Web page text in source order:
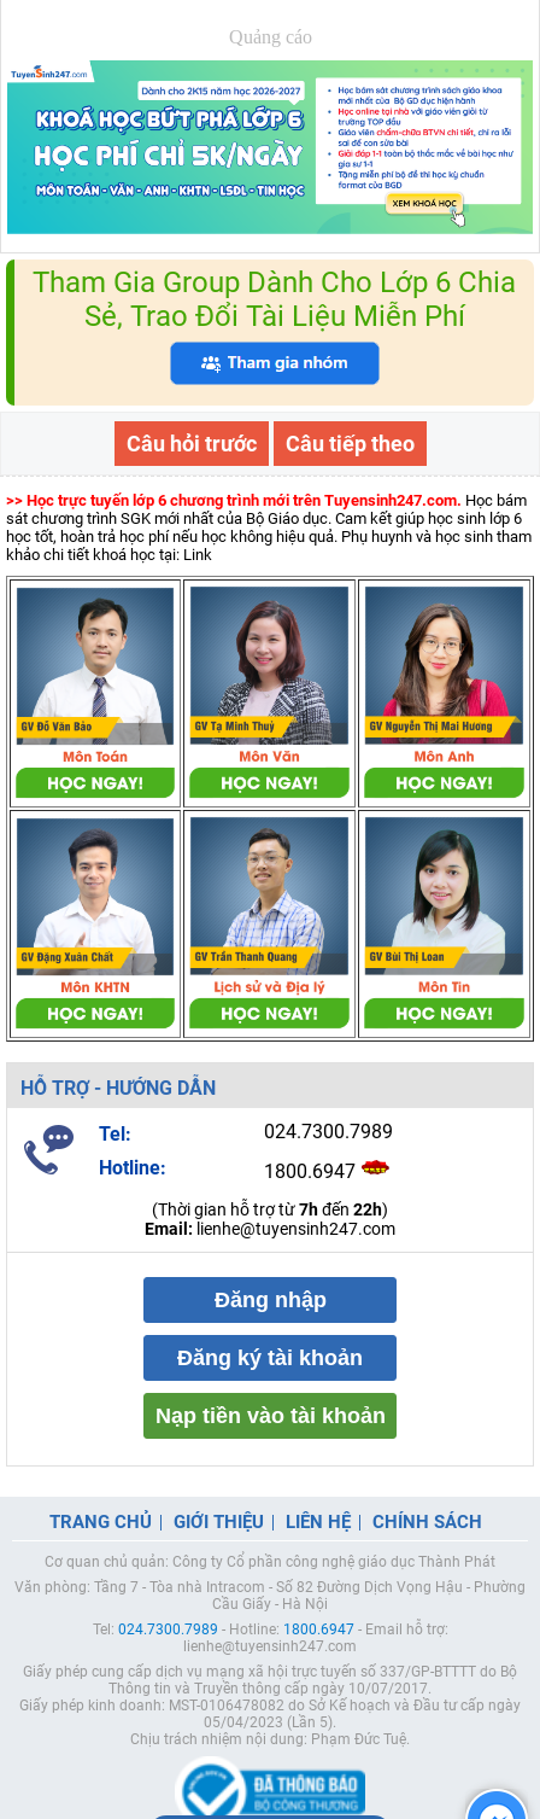
Quảng cáo
Tham Gia Group Dành Cho Lớp 6 Chia
Sẻ, Trao Đổi Tài Liệu Miễn Phí
Câu hỏi trước Câu tiếp theo
>> Học trực tuyến lớp 6 chương trình mới trên Tuyensinh247.com. Học bám
sát chương trình SGK mới nhất của Bộ Giáo dục. Cam kết giúp học sinh lớp 6
học tốt, hoàn trả học phí nếu học không hiệu quả. Phụ huynh và học sinh tham
khảo chi tiết khoá học tại: Link
HỖ TRỢ - HƯỚNG DẪN
Tel:
024.7300.7989
Hotline:
1800.6947
(Thời gian hỗ trợ từ7hđến 22h)
Email: lienhe@tuyensinh247.com
Đăng nhập
Đăng ký tài khoản
Nạp tiền vào tài khoản
TRANG CHỦ GIỚI THIỆU LIÊN HỆ CHÍNH SÁCH
Cơ quan chủ quản: Công ty Cổ phần công nghệ giáo dục Thành Phát
Văn phòng: Tầng 7 - Tòa nhà Intracom - Số 82 Đường Dịch Vọng Hậu - Phường
Cầu Giấy - Hà Nội
Tel: 024.7300.7989 - Hotline: 1800.6947- Email hỗ trợ:
lienhe@tuyensinh247.com
Giấy phép cung cấp dịch vụ mạng xã hội trực tuyến số 337/GP-BTTTT do Bộ
Thông tin và Truyền thông cấp ngày 10/07/2017.
Giấy phép kinh doanh: MST-0106478082 do Sở Kế hoạch và Đầu tư cấp ngày
05/04/2023 (Lần 5).
Chịu trách nhiệm nội dung: Phạm Đức Tuệ.